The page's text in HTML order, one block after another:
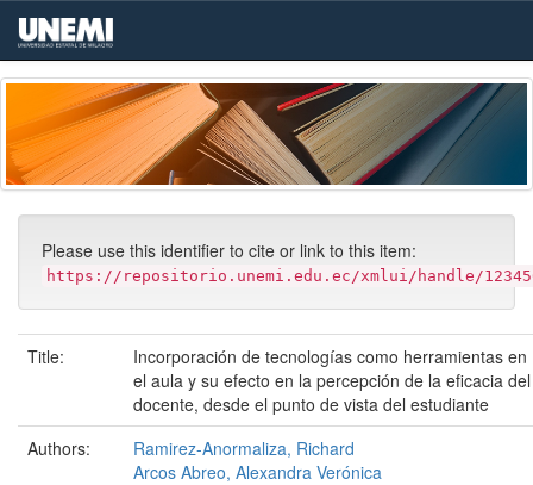
Skip
navigation
Please use this identifier to cite or link to this item:
https://repositorio.unemi.edu.ec/xmlui/handle/
Title:
Incorporación de tecnologías como herramientas en
el aula y su efecto en la percepción de la eficacia del
docente, desde el punto de vista del estudiante
Authors:
Ramirez-Anormaliza, Richard
Arcos Abreo, Alexandra Verónica